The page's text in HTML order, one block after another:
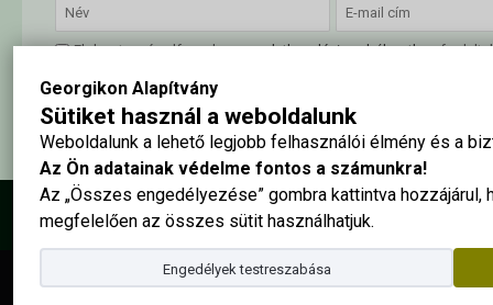
Georgikon Alapítvány
Sütiket használ a weboldalunk
Weboldalunk a lehető legjobb felhasználói élmény és a
Az Ön adatainak védelme fontos a számunkra!
Az „Összes engedélyezése” gombra kattintva hozzájárul,
megfelelően az összes sütit használhatjuk.
Engedélyek testreszabása
Elolvastam és elfogadom azadatkezelési szabályzatban
© 2025 - Georgikon Alapítvány |site by